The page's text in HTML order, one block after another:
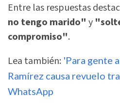
Entre las respuestas
no tengo marido" y
compromiso".
Lea también: 'Para gente
Ramírez causa revuelo
WhatsApp